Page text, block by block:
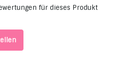
für dieses Produkt